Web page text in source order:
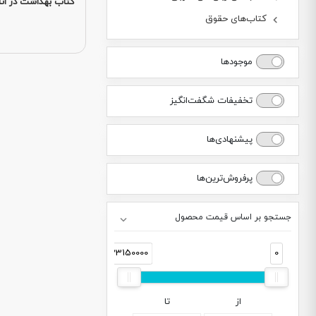
کتاب‌های حقوق
موجودها
تخفیفات شگفت‌انگیز
پیشنهادی‌ها
پرفروش‌ترین‌ها
جستجو بر اساس قیمت محصول
0
33150000
از تا